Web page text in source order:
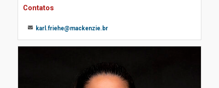
Contatos
karl.friehe@mackenzie.br